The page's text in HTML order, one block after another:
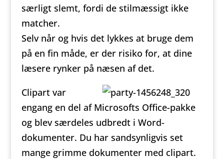
særligt slemt, fordi de stilmæssigt ikke
matcher.
Selv når og hvis det lykkes at bruge dem
på en fin måde, er der risiko for, at dine
læsere rynker på næsen af det.
Clipart var
engang en del af Microsofts Office-pakke
og blev særdeles udbredt i Word-
dokumenter. Du har sandsynligvis set
mange grimme dokumenter med clipart.